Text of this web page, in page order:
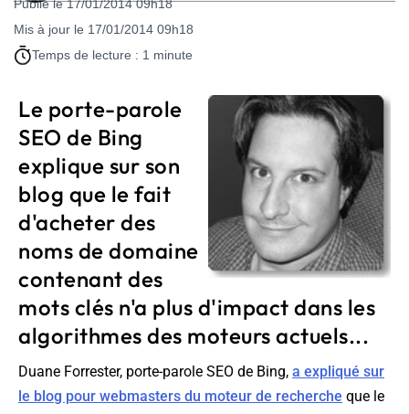
Publié le 17/01/2014 09h18
Mis à jour le 17/01/2014 09h18
Temps de lecture : 1 minute
Le porte-parole
SEO de Bing
explique sur son
blog que le fait
d'acheter des
noms de domaine
contenant des
mots clés n'a plus d'impact dans les
algorithmes des moteurs actuels...
Duane Forrester, porte-parole SEO de Bing, a expliqué sur
le blog pour webmasters du moteur de recherche que le